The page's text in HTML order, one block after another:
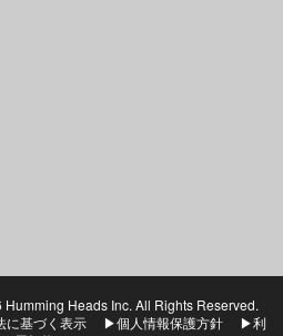
Humming Heads Inc. All Rights Reserved.
基づく表示 ▶個人情報保護方針
▶利